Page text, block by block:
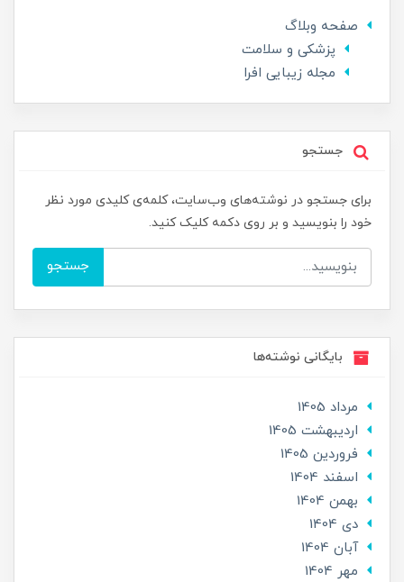
صفحه وبلاگ
پزشکی و سلامت
مجله زیبایی افرا
جستجو
برای جستجو در نوشته‌های وب‌سایت، کلمه‌ی کلیدی مورد نظر
خود را بنویسید و بر روی دکمه کلیک کنید.
جستجو
بایگانی نوشته‌ها
مرداد 1405
ارديبهشت 1405
فروردین 1405
اسفند 1404
بهمن 1404
دی 1404
آبان 1404
مهر 1404